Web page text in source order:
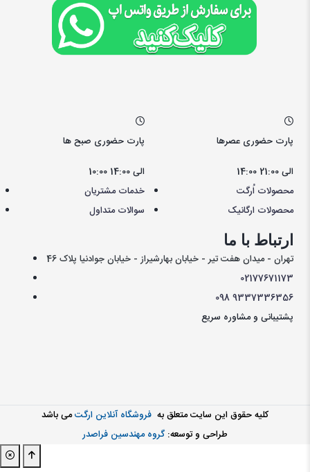
پارت حضوری صبح ها
10:00 الی 14:00
پارت حضوری عصرها
14:00 الی 21:00
خدمات مشتریان
سوالات متداول
محصولات اُرگت
محصولات ارگانیک
ارتباط با ما
تهران - میدان هفت تیر - خیابان بهارشیراز - خیابان جوادنیا پلاک 46
02177671173
0989337336356
پشتیبانی و مشاوره سریع
کليه حقوق اين سايت متعلق به فروشگاه آنلاین ارگتمی باشد
طراحی و توسعه: گروه مهندسین فراصدر